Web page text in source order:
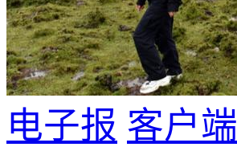
电子报 客户端